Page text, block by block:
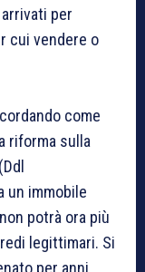
per
cui vendere o
come
riforma sulla
un immobile
potrà ora più
legittimari. Si
per anni